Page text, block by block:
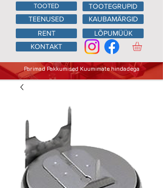
TEENUSED
KAUBAMÄRGID
RENT
LÕPUMÜÜK
KONTAKT
Parimad Pakkumised Kuumimate hindadega
TOOTED TOOTEGRUPID